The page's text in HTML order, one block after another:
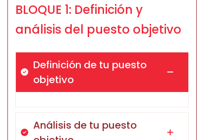
BLOQUE 1: Definición y
análisis del puesto objetivo
Definición de tu puesto
objetivo
Análisis de tu puesto